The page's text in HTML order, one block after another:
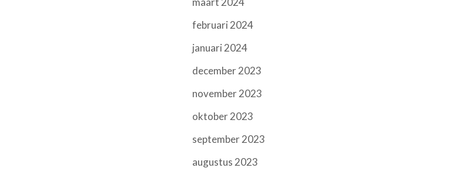
februari 2024
januari 2024
december 2023
november 2023
oktober 2023
september 2023
augustus 2023